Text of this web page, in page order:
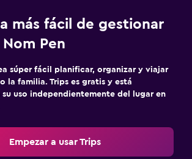
más fácil de gestionar
Pen
súper fácil planificar, organizar y viajar
la familia. Trips es gratis y está
uso independientemente del lugar en
Empezar a usar Trips